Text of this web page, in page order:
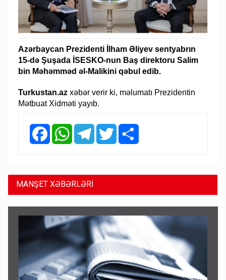
Azərbaycan Prezidenti İlham Əliyev sentyabrın
15-də Şuşada İSESKO-nun Baş direktoru Salim
bin Məhəmməd əl-Malikini qəbul edib.
Turkustan.az xəbər verir ki, məlumatı Prezidentin
Mətbuat Xidməti yayıb.
FacebookWhatsAppTelegramTwitter
MANŞET XƏBƏRLƏRİ